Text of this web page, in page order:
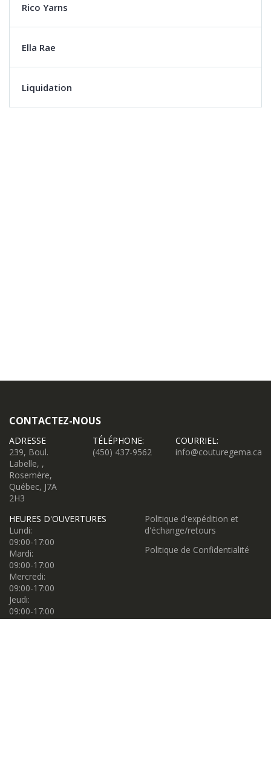
Rico Yarns
Ella Rae
Liquidation
CONTACTEZ-NOUS
ADRESSE
239, Boul.
Labelle, ,
Rosemère,
Québec, J7A
2H3
TÉLÉPHONE:
(450) 437-9562
COURRIEL:
info@couturegema.ca
HEURES D'OUVERTURES
Lundi:
09:00-17:00
Mardi:
09:00-17:00
Mercredi:
09:00-17:00
Jeudi:
09:00-17:00
Vendredi:
Politique d'expédition et
d'échange/retours
Politique de Confidentialité